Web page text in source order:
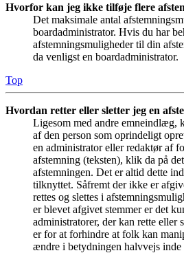
Hvorfor kan jeg ikke tilføje flere
Det maksimale antal
boardadministrator. Hvis du har
afstemningsmuligheder til din
da venligst en boardadministrator.
Top
Hvordan retter eller sletter jeg en
Ligesom med andre emneindlæg,
af den person som oprindeligt
en administrator eller redaktør af
afstemning (teksten), klik da på
afstemningen. Det er altid dette
tilknyttet. Såfremt der ikke er
rettes og slettes i
er blevet afgivet stemmer er det
administratorer, der kan rette eller
er for at forhindre at folk kan
ændre i betydningen halvvejs inde